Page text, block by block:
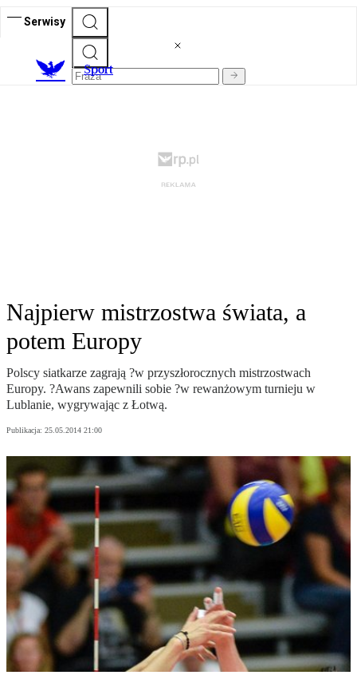
Serwisy
Sport
Najpierw mistrzostwa świata, a
potem Europy
Polscy siatkarze zagrają ?w przyszłorocznych mistrzostwach
Europy. ?Awans zapewnili sobie ?w rewanżowym turnieju w
Lublanie, wygrywając z Łotwą.
Publikacja: 25.05.2014 21:00